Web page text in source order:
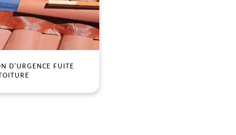
D'URGENCE FUITE